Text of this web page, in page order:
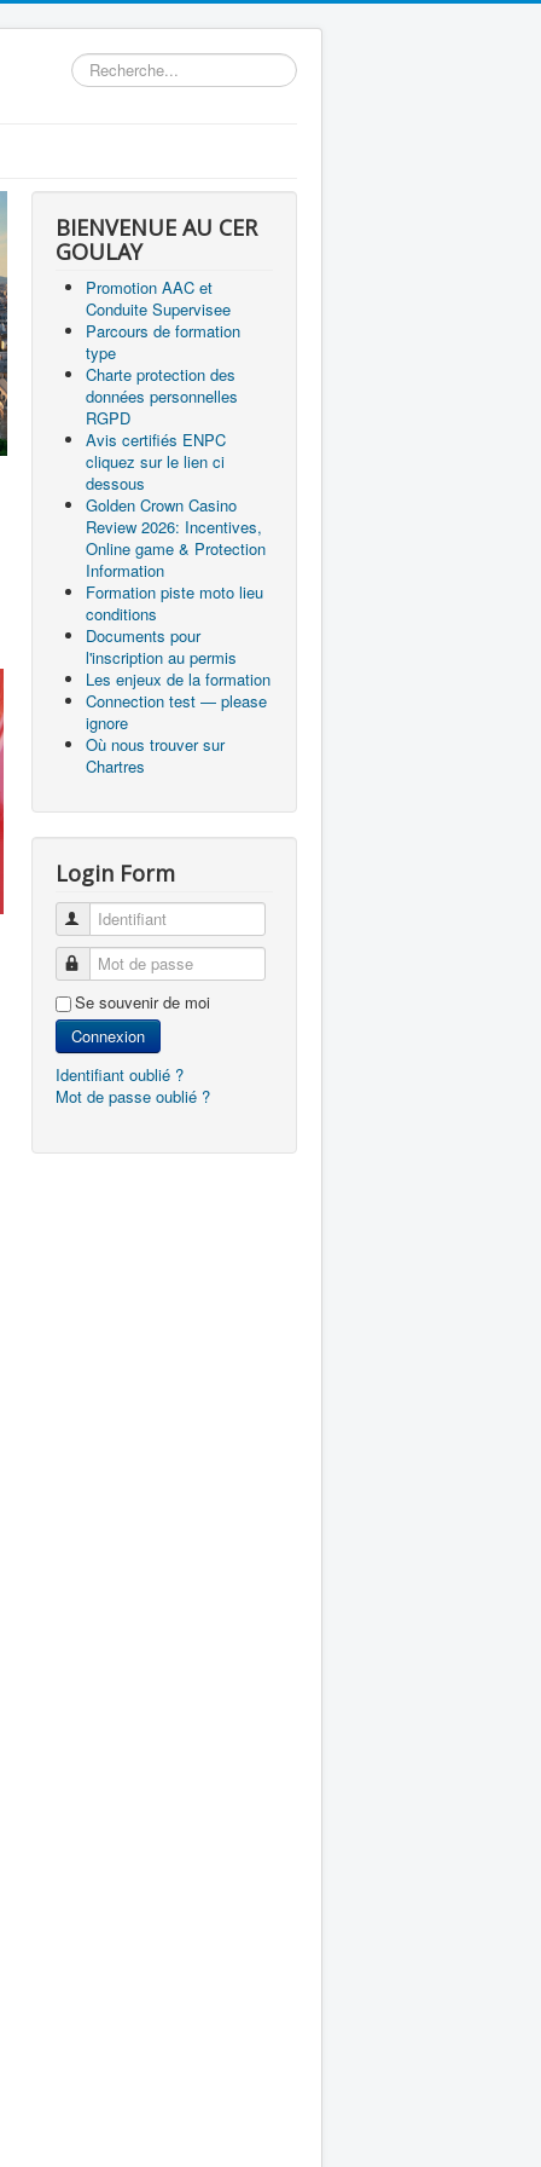
Rechercher
BIENVENUE AU CER
GOULAY
Promotion AAC et
Conduite Supervisee
Parcours de formation
type
Charte protection des
données personnelles
RGPD
Avis certifiés ENPC
cliquez sur le lien ci
dessous
Golden Crown Casino
Review 2026: Incentives,
Online game & Protection
Information
Formation piste moto lieu
conditions
Documents pour
l'inscription au permis
Les enjeux de la formation
Connection test — please
ignore
Où nous trouver sur
Chartres
Login Form
Identifiant
Mot de passe
Se souvenir de moi
Connexion
Identifiant oublié ?
Mot de passe oublié ?